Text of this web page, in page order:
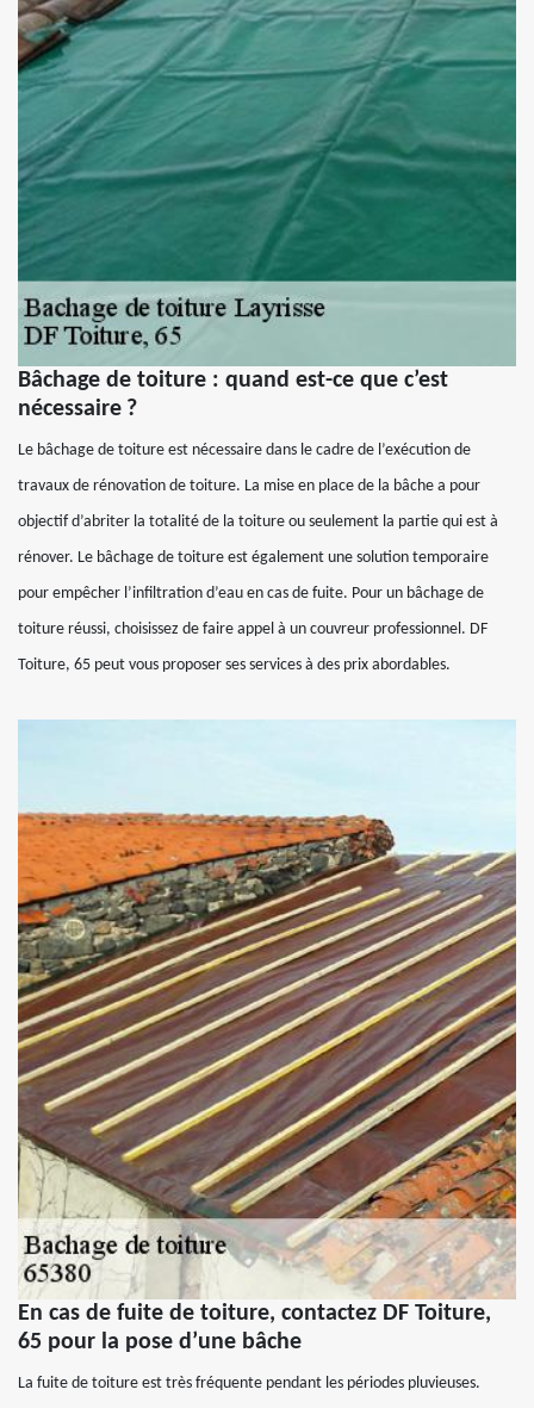
Bâchage de toiture : quand est-ce que c’est
nécessaire ?
Le bâchage de toiture est nécessaire dans le cadre de l’exécution de
travaux de rénovation de toiture. La mise en place de la bâche a pour
objectif d’abriter la totalité de la toiture ou seulement la partie qui est à
rénover. Le bâchage de toiture est également une solution temporaire
pour empêcher l’infiltration d’eau en cas de fuite. Pour un bâchage de
toiture réussi, choisissez de faire appel à un couvreur professionnel. DF
Toiture, 65 peut vous proposer ses services à des prix abordables.
En cas de fuite de toiture, contactez DF Toiture,
65 pour la pose d’une bâche
La fuite de toiture est très fréquente pendant les périodes pluvieuses.